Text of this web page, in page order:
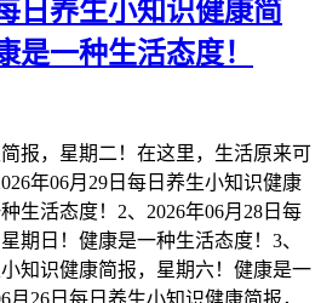
日养生小知识健康简
是一种生活态度！
报，星期二！在这里，生活原来可
年06月29日每日养生小知识健康
生活态度！2、2026年06月28日每
期日！健康是一种生活态度！3、
知识健康简报，星期六！健康是一
月26日每日养生小知识健康简报，